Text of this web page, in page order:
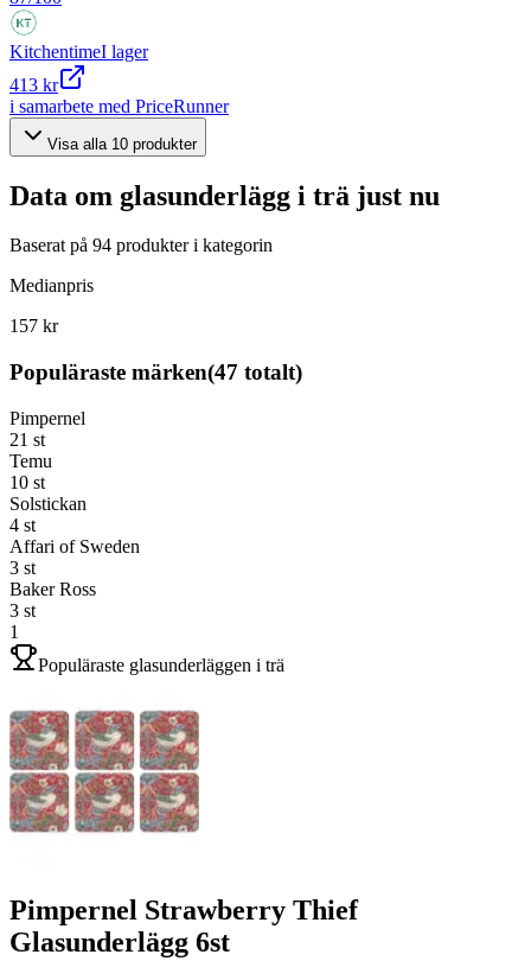
KitchentimeI lager
413 kr
i samarbete med PriceRunner
Visa alla 10 produkter
Data om glasunderlägg i trä just nu
Baserat på 94 produkter i kategorin
Medianpris
157 kr
Populäraste märken(47 totalt)
Pimpernel
21 st
Temu
10 st
Solstickan
4 st
Affari of Sweden
3 st
Baker Ross
3 st
1
Populäraste glasunderläggen i trä
Pimpernel Strawberry Thief
Glasunderlägg 6st